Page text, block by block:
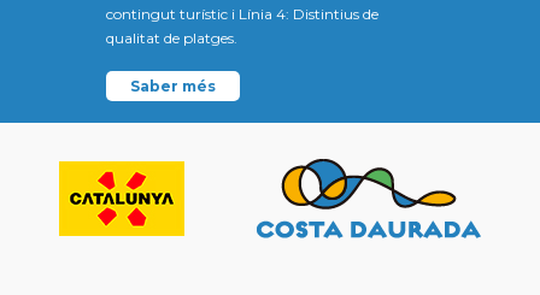
contingut turístic i Línia 4: Distintius de
qualitat de platges.
Saber més